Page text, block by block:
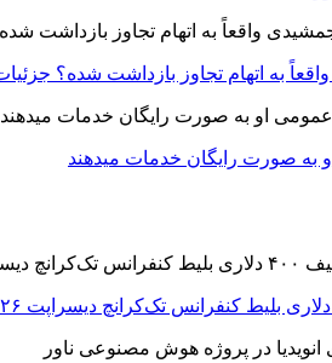
به اتهام تجاوز بازداشت شده؟
به صورت رایگان خدمات میدهند